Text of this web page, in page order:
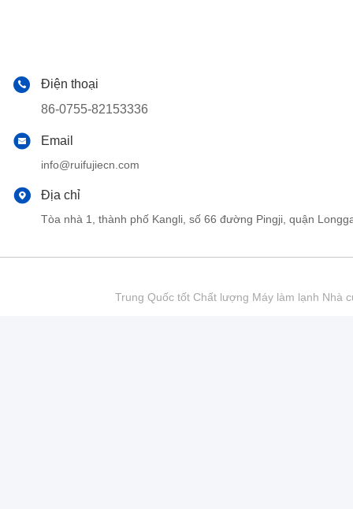
Điện thoại
86-0755-82153336
Email
info@ruifujiecn.com
Địa chỉ
Tòa nhà 1, thành phố Kangli, số 66 đường Pingji, quận
Trung Quốc tốt Chất lượng Máy làm lạnh Nhà